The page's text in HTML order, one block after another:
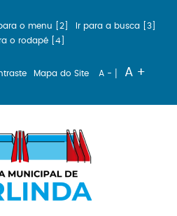
o menu [2]
Ir para a busca [3]
o rodapé [4]
Mapa do Site A - | A +